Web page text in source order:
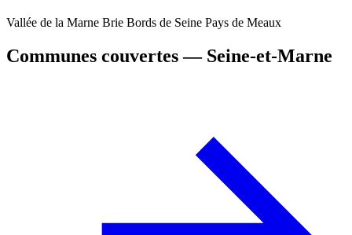
Vallée de la Marne Brie Bords de Seine Pays de Meaux
Communes couvertes — Seine-et-Marne